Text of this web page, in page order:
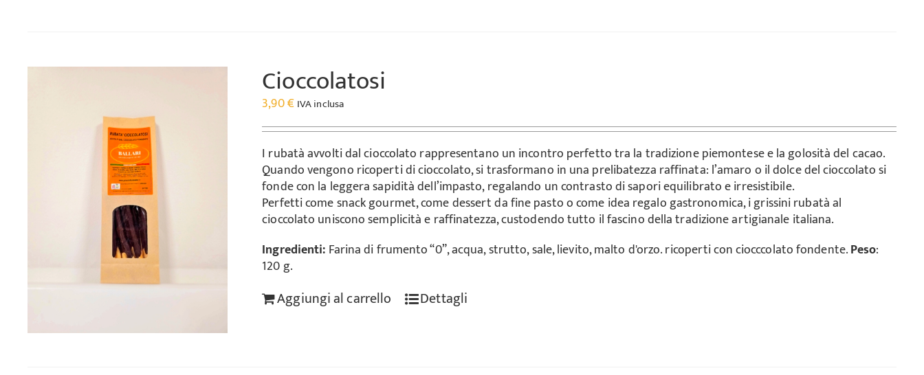
Cioccolatosi
3,90€ IVA inclusa
I rubatà avvolti dal cioccolato rappresentano un incontro perfetto tra la tradizione piemontese e la golosità del cacao.
Quando vengono ricoperti di cioccolato, si trasformano in una prelibatezza raffinata: l’amaro o il dolce del cioccolato si
fonde con la leggera sapidità dell’impasto, regalando un contrasto di sapori equilibrato e irresistibile.
Perfetti come snack gourmet, come dessert da fine pasto o come idea regalo gastronomica, i grissini rubatà al
cioccolato uniscono semplicità e raffinatezza, custodendo tutto il fascino della tradizione artigianale italiana.
Ingredienti: Farina di frumento “0”, acqua, strutto, sale, lievito, malto d'orzo. ricoperti con ciocccolato fondente.Peso:
120 g.
Aggiungi al carrello Dettagli